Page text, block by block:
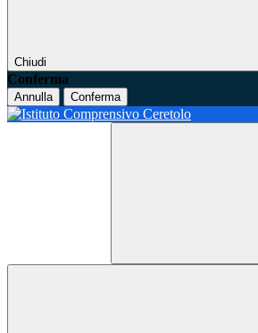
Chiudi
Conferma
Annulla Conferma